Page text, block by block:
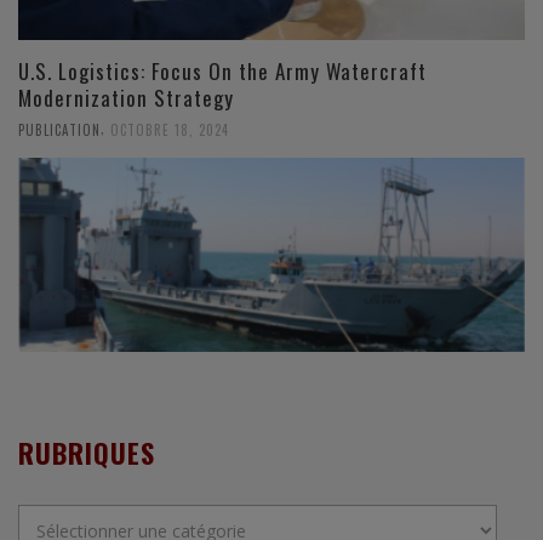
U.S. Logistics: Focus On the Army Watercraft
Modernization Strategy
PUBLICATION, OCTOBRE 18, 2024
RUBRIQUES